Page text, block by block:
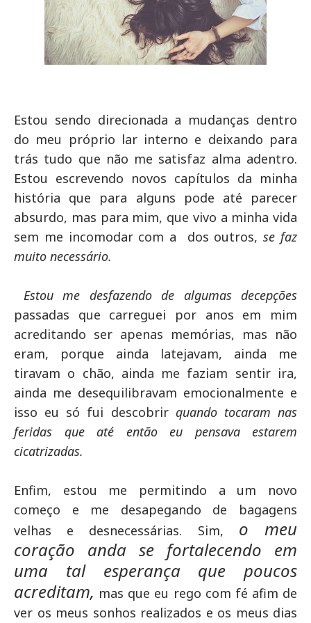
Estou sendo direcionada a mudanças dentro
do meu próprio lar interno e deixando para
trás tudo que não me satisfaz alma adentro.
Estou escrevendo novos capítulos da minha
história que para alguns pode até parecer
absurdo, mas para mim, que vivo a minha vida
sem me incomodar com a dos outros,se faz
muito necessário.
Estou me desfazendo de algumas decepções
passadas que carreguei por anos em mim
acreditando ser apenas memórias, mas não
eram, porque ainda latejavam, ainda me
tiravam o chão, ainda me faziam sentir ira,
ainda me desequilibravam emocionalmente e
isso eu só fui descobrir quando tocaram nas
feridas que até então eu pensava estarem
cicatrizadas.
Enfim, estou me permitindo a um novo
começo e me desapegando de bagagens
velhas e desnecessárias. Sim, o meu
coração anda se fortalecendo em
uma tal esperança que poucos
acreditam, mas que eu rego com fé afim de
ver os meus sonhos realizados e os meus dias